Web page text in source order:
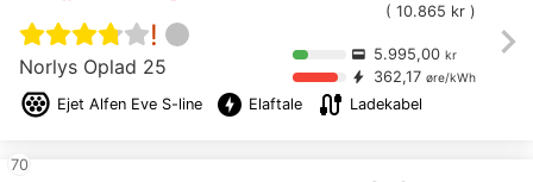
chevron_right
!
Norlys Oplad 25
Ejet Alfen Eve S-line offline_bolt Elaftale cable Ladekabel
( 10.865 kr )
credit_card 5.995,00 kr
bolt 362,17 øre/kWh
70